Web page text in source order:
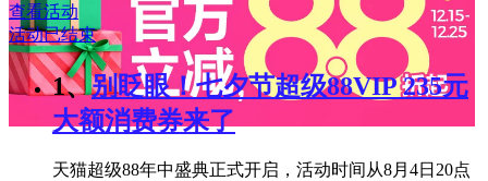
查看活动
活动已结束
1、别眨眼！七夕节超级88VIP 235元
大额消费券来了
天猫超级88年中盛典正式开启，活动时间从8月4日20点